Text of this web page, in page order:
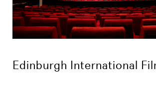
Edinburgh International